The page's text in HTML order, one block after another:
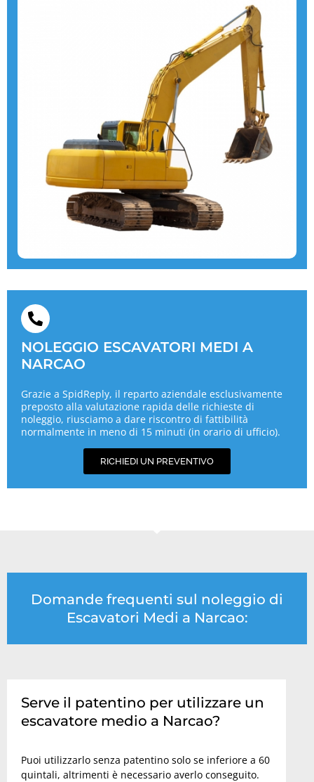
NOLEGGIO ESCAVATORI MEDI A
NARCAO
Grazie a SpidReply, il reparto aziendale esclusivamente
preposto alla valutazione rapida delle richieste di
noleggio, riusciamo a dare riscontro di fattibilità
normalmente in meno di 15 minuti (in orario di ufficio).
RICHIEDI UN PREVENTIVO
Domande frequenti sul noleggio di
Escavatori Medi a Narcao:
Serve il patentino per utilizzare un
escavatore medio a Narcao?
Puoi utilizzarlo senza patentino solo se inferiore a 60
quintali, altrimenti è necessario averlo conseguito.